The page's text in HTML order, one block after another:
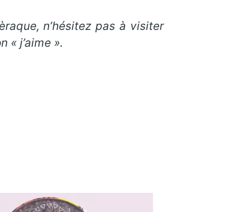
n’hésitez pas à visiter
« j’aime ».